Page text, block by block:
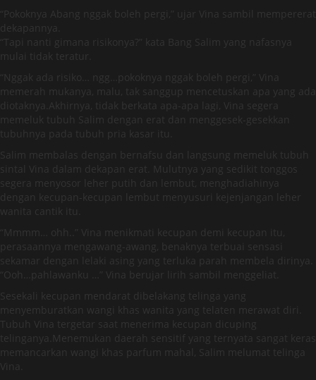
“Pokoknya Abang nggak boleh pergi,” ujar Vina sambil mempererat
dekapannya.
“Tapi nanti gimana risikonya?” kata Bang Salim yang nafasnya
mulai tidak teratur.
“Nggak ada risiko… ngg…pokoknya nggak boleh pergi,” Vina
memerah mukanya, malu, tak sanggup mencetuskan apa yang ada
diotaknya.Akhirnya, tidak berkata apa-apa lagi, Vina segera
memeluk tubuh Salim dengan erat dan menggesek-gesekkan
tubuhnya pada tubuh pria kasar itu.
Salim membalas dengan bernafsu dan langsung memeluk tubuh
sintal Vina dalam dekapan erat. Mulutnya yang sedikit tonggos
segera menyosor leher putih dan lembut, menghadiahinya
dengan kecupan-kecupan lembut menyusuri kejenjangan leher
wanita cantik itu.
“Mmmm… ohh..” Vina menikmati kecupan demi kecupan itu,
perasaannya mengawang-awang, benaknya terbuai sensasi
sekamar dengan lelaki asing yang terluka parah membela dirinya.
“Ooh…pahlawanku …” Vina berujar lirih sambil menggeliat.
Sesekali kecupan mendarat dibelakang telinga yang
menyemburatkan wangi khas wanita yang telaten merawat diri.
Tubuh Vina tergetar saat menerima kecupan dicuping
telinganya.Menemukan daerah sensitif yang ternyata sangat keras
memancarkan wangi khas parfum mahal, Salim melumat telinga
Vina.